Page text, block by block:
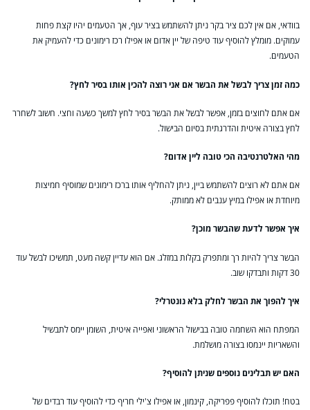
בוודאי, אם אין לכם ציר בקר ניתן להשתמש בציר עוף, אך הטעמים יהיו קצת פחות
עמוקים. מומלץ להוסיף עוד טיפה של יין אדום או אפילו רכז רימונים כדי להעמיק את
הטעמים.
כמה זמן צריך לבשל את הבשר אם אני רוצה להכין אותו בסיר לחץ?
אם אתם לחוצים בזמן, אפשר לבשל את הבשר בסיר לחץ למשך כשעה וחצי. חשוב לשחרר
לחץ בצורה איטית והדרגתית בסיום הבישול.
מהי האלטרנטיבה הכי טובה ליין אדום?
אם אתם לא רוצים להשתמש ביין, ניתן להחליף אותו ברכז רימונים שמוסיף חמיצות
מיוחדת או אפילו במיץ ענבים לא ממותק.
איך אפשר לדעת שהבשר מוכן?
הבשר צריך להיות רך ומתפרק בקלות במזלג. אם הוא עדיין קשה מעט, תמשיכו לבשל עוד
30 דקות ותבדקו שוב.
איך להפוך את הבשר לחלק בלא נונטרלי?
המפתח הוא השחמה טובה בבישול הראשוני ואפייה איטית, השומן יימס לתבשיל
והשאריות יינמסו בצורה מושלמת.
האם יש תבלינים נוספים שניתן להוסיף?
בטח! תוכלו להוסיף פפריקה, קינמון, או אפילו צ'ילי חריף כדי להוסיף עוד רבדים של